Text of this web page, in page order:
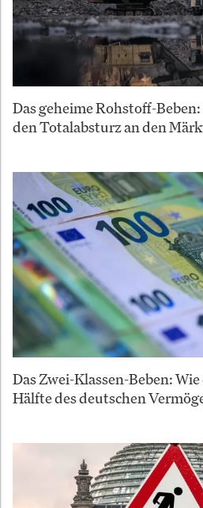
Das geheime Rohstoff-
den Totalabsturz an den
Das Zwei-Klassen-Beben:
Hälfte des deutschen